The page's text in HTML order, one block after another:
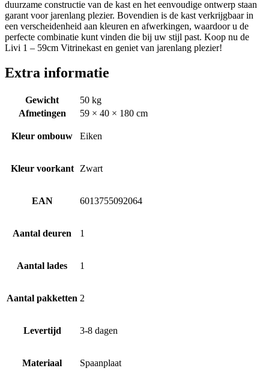
duurzame constructie van de kast en het eenvoudige ontwerp staan
garant voor jarenlang plezier. Bovendien is de kast verkrijgbaar in
een verscheidenheid aan kleuren en afwerkingen, waardoor u de
perfecte combinatie kunt vinden die bij uw stijl past. Koop nu de
Livi 1 – 59cm Vitrinekast en geniet van jarenlang plezier!
Extra informatie
Gewicht
50 kg
Afmetingen
59 × 40 × 180 cm
Kleur ombouw Eiken
Kleur voorkant Zwart
EAN 6013755092064
Aantal deuren 1
Aantal lades 1
Aantal pakketten 2
Levertijd 3-8 dagen
Materiaal Spaanplaat